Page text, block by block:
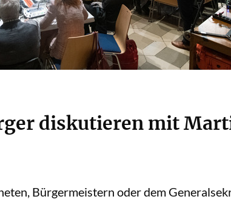
diskutieren mit
Bürgermeistern oder dem